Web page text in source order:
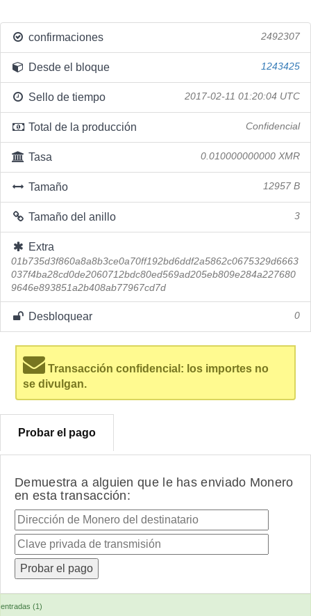
confirmaciones 2492307
Desde el bloque 1243425
Sello de tiempo 2017-02-11 01:20:04 UTC
Total de la producción Confidencial
Tasa 0.010000000000 XMR
Tamaño 12957 B
Tamaño del anillo 3
Extra
01b735d3f860a8a8b3ce0a70ff192bd6ddf2a5862c0675329d6663
037f4ba28cd0de2060712bdc80ed569ad205eb809e284a227680
9646e893851a2b408ab77967cd7d
Desbloquear 0
Transacción confidencial: los importes no
se divulgan.
Probar el pago
Demuestra a alguien que le has enviado Monero
en esta transacción:
entradas (1)